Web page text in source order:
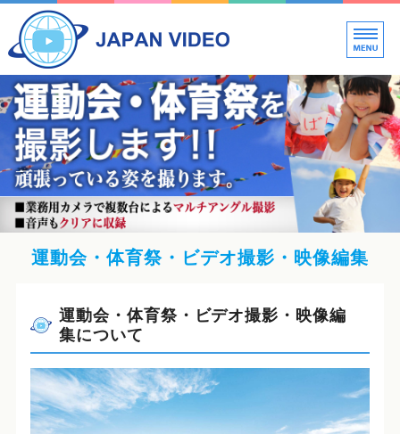
ビ
ホーム
料金案内
映像制作の流れ・Q&A
会社概要
お見積もり・お問い合わせ
運動会・体育祭・ビデオ撮影・映像編集
運動会・体育祭・ビデオ撮影・映像編
集について